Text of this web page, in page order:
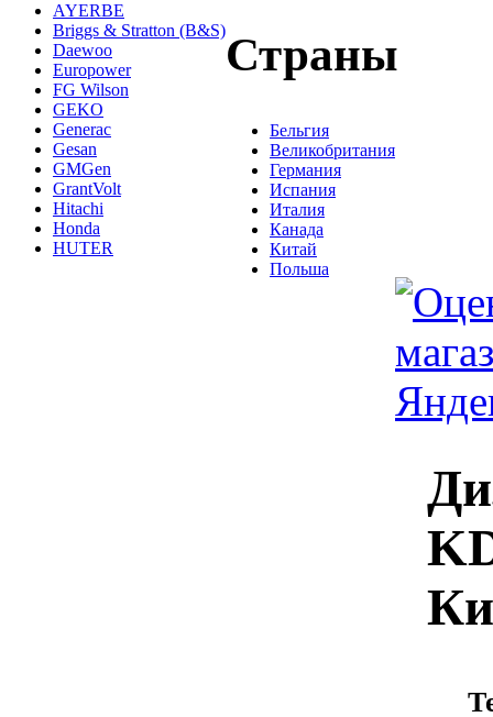
AYERBE
Briggs & Stratton (B&S)
Daewoo
Europower
FG Wilson
GEKO
Generac
Gesan
GMGen
GrantVolt
Hitachi
Honda
HUTER
Страны
Бельгия
Великобритания
Германия
Испания
Италия
Канада
Китай
Польша